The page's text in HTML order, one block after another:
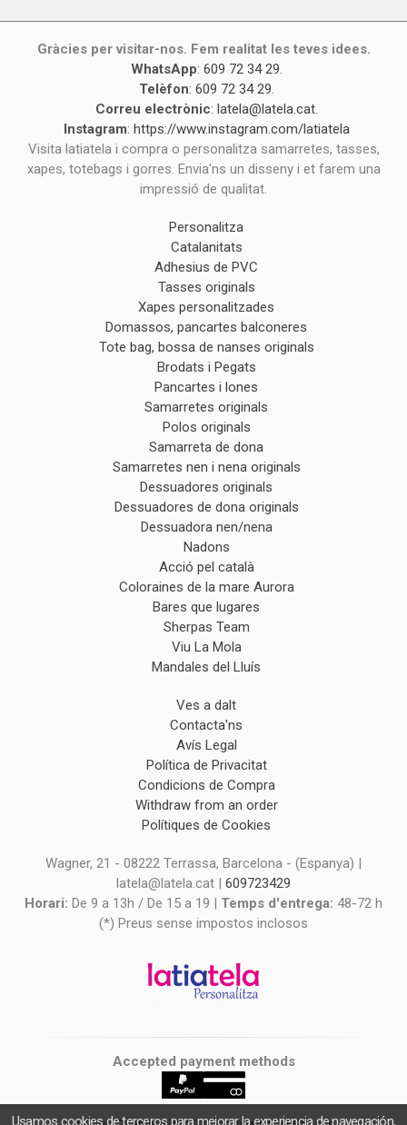
Gràcies per visitar-nos. Fem realitat les teves idees.
WhatsApp: 609 72 34 29.
Telèfon: 609 72 34 29.
Correu electrònic: latela@latela.cat.
Instagram: https://www.instagram.com/latiatela
Visita latiatela i compra o personalitza samarretes, tasses,
xapes, totebags i gorres. Envia'ns un disseny i et farem una
impressió de qualitat.
Personalitza
Catalanitats
Adhesius de PVC
Tasses originals
Xapes personalitzades
Domassos, pancartes balconeres
Tote bag, bossa de nanses originals
Brodats i Pegats
Pancartes i lones
Samarretes originals
Polos originals
Samarreta de dona
Samarretes nen i nena originals
Dessuadores originals
Dessuadores de dona originals
Dessuadora nen/nena
Nadons
Acció pel català
Coloraines de la mare Aurora
Bares que lugares
Sherpas Team
Viu La Mola
Mandales del Lluís
Ves a dalt
Contacta'ns
Avís Legal
Política de Privacitat
Condicions de Compra
Withdraw from an order
Polítiques de Cookies
Wagner, 21 - 08222 Terrassa, Barcelona - (Espanya) |
latela@latela.cat | 609723429
Horari: De 9 a 13h / De 15 a 19 | Temps d'entrega: 48-72 h
(*) Preus sense impostos inclosos
Accepted payment methods
latiatela- Copyright © 2026 [27021] - Powered by Palbin.com
Usamos cookies de terceros para mejorar la experiencia de navegación,